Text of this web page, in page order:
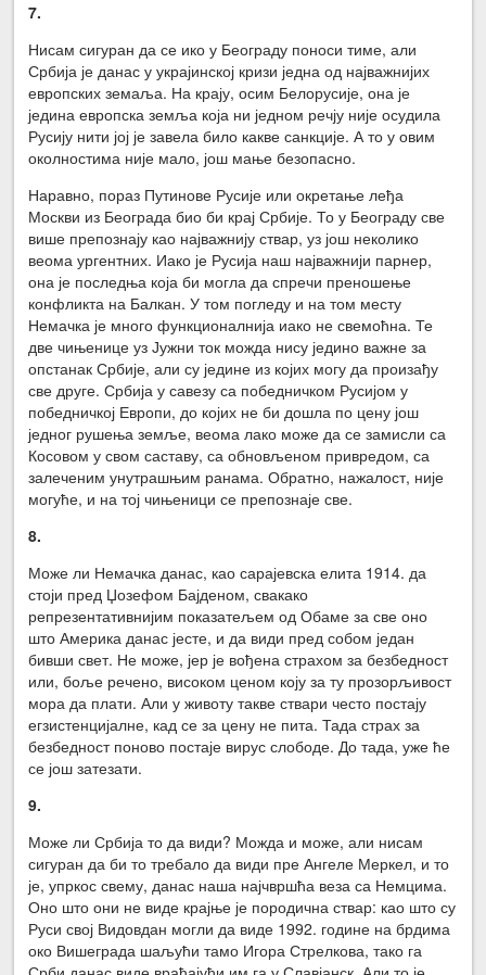
7.
Нисам сигуран да се ико у Београду поноси тиме, али
Србија је данас у украјинској кризи једна од најважнијих
европских земаља. На крају, осим Белорусије, она је
једина европска земља која ни једном речју није осудила
Русију нити јој је завела било какве санкције. А то у овим
околностима није мало, још мање безопасно.
Наравно, пораз Путинове Русије или окретање леђа
Москви из Београда био би крај Србије. То у Београду све
више препознају као најважнију ствар, уз још неколико
веома ургентних. Иако је Русија наш најважнији парнер,
она је последња која би могла да спречи преношење
конфликта на Балкан. У том погледу и на том месту
Немачка је много функционалнија иако не свемоћна. Те
две чињенице уз Јужни ток можда нису једино важне за
опстанак Србије, али су једине из којих могу да произађу
све друге. Србија у савезу са победничком Русијом у
победничкој Европи, до којих не би дошла по цену још
једног рушења земље, веома лако може да се замисли са
Косовом у свом саставу, са обновљеном привредом, са
залеченим унутрашњим ранама. Обратно, нажалост, није
могуће, и на тој чињеници се препознаје све.
8.
Може ли Немачка данас, као сарајевска елита 1914. да
стоји пред Џозефом Бајденом, свакако
репрезентативнијим показатељем од Обаме за све оно
што Америка данас јесте, и да види пред собом један
бивши свет. Не може, јер је вођена страхом за безбедност
или, боље речено, високом ценом коју за ту прозорљивост
мора да плати. Али у животу такве ствари често постају
егзистенцијалне, кад се за цену не пита. Тада страх за
безбедност поново постаје вирус слободе. До тада, уже ће
се још затезати.
9.
Може ли Србија то да види? Можда и може, али нисам
сигуран да би то требало да види пре Ангеле Меркел, и то
је, упркос свему, данас наша најчвршћа веза са Немцима.
Оно што они не виде крајње је породична ствар: као што су
Руси свој Видовдан могли да виде 1992. године на брдима
око Вишеграда шаљући тамо Игора Стрелкова, тако га